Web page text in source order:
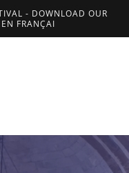
- DOWNLOAD OUR
FRANÇAI